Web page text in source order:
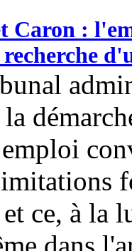
Caron :
ce, à la
dans